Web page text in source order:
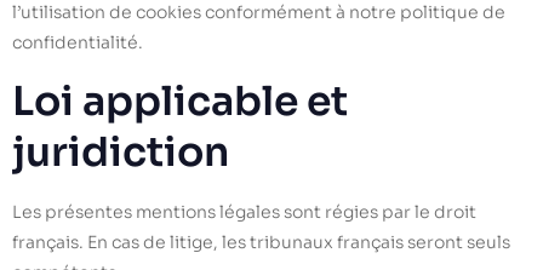
l’utilisation de cookies conformément à notre politique de
confidentialité.
Loi applicable et
juridiction
Les présentes mentions légales sont régies par le droit
français. En cas de litige, les tribunaux français seront seuls